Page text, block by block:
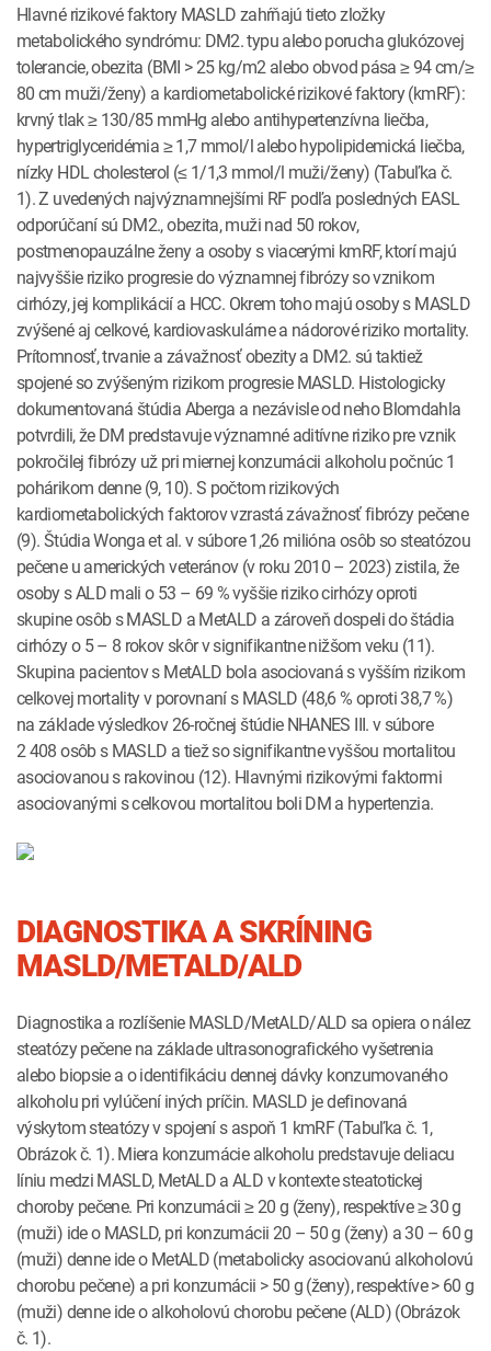
Hlavné rizikové faktory MASLD zahŕňajú tieto zložky
metabolického syndrómu: DM2. typu alebo porucha glukózovej
tolerancie, obezita (BMI > 25 kg/m2 alebo obvod pása ≥ 94 cm/≥
80 cm muži/ženy) a kardiometabolické rizikové faktory (kmRF):
krvný tlak ≥ 130/85 mmHg alebo antihypertenzívna liečba,
hypertriglyceridémia ≥ 1,7 mmol/l alebo hypolipidemická liečba,
nízky HDL cholesterol (≤ 1/1,3 mmol/l muži/ženy) (Tabuľka č.
1). Z uvedených najvýznamnejšími RF podľa posledných EASL
odporúčaní sú DM2., obezita, muži nad 50 rokov,
postmenopauzálne ženy a osoby s viacerými kmRF, ktorí majú
najvyššie riziko progresie do významnej fibrózy so vznikom
cirhózy, jej komplikácií a HCC. Okrem toho majú osoby s MASLD
zvýšené aj celkové, kardiovaskulárne a nádorové riziko mortality.
Prítomnosť, trvanie a závažnosť obezity a DM2. sú taktiež
spojené so zvýšeným rizikom progresie MASLD. Histologicky
dokumentovaná štúdia Aberga a nezávisle od neho Blomdahla
potvrdili, že DM predstavuje významné aditívne riziko pre vznik
pokročilej fibrózy už pri miernej konzumácii alkoholu počnúc 1
pohárikom denne (9, 10). S počtom rizikových
kardiometabolických faktorov vzrastá závažnosť fibrózy pečene
(9). Štúdia Wonga et al. v súbore 1,26 milióna osôb so steatózou
pečene u amerických veteránov (v roku 2010 – 2023) zistila, že
osoby s ALD mali o 53 – 69 % vyššie riziko cirhózy oproti
skupine osôb s MASLD a MetALD a zároveň dospeli do štádia
cirhózy o 5 – 8 rokov skôr v signifikantne nižšom veku (11).
Skupina pacientov s MetALD bola asociovaná s vyšším rizikom
celkovej mortality v porovnaní s MASLD (48,6 % oproti 38,7 %)
na základe výsledkov 26-ročnej štúdie NHANES III. v súbore
2 408 osôb s MASLD a tiež so signifikantne vyššou mortalitou
asociovanou s rakovinou (12). Hlavnými rizikovými faktormi
asociovanými s celkovou mortalitou boli DM a hypertenzia.
DIAGNOSTIKA A SKRÍNING
MASLD/METALD/ALD
Diagnostika a rozlíšenie MASLD/MetALD/ALD sa opiera o nález
steatózy pečene na základe ultrasonografického vyšetrenia
alebo biopsie a o identifikáciu dennej dávky konzumovaného
alkoholu pri vylúčení iných príčin. MASLD je definovaná
výskytom steatózy v spojení s aspoň 1 kmRF (Tabuľka č. 1,
Obrázok č. 1). Miera konzumácie alkoholu predstavuje deliacu
líniu medzi MASLD, MetALD a ALD v kontexte steatotickej
choroby pečene. Pri konzumácii ≥ 20 g (ženy), respektíve ≥ 30 g
(muži) ide o MASLD, pri konzumácii 20 – 50 g (ženy) a 30 – 60 g
(muži) denne ide o MetALD (metabolicky asociovanú alkoholovú
chorobu pečene) a pri konzumácii > 50 g (ženy), respektíve > 60 g
(muži) denne ide o alkoholovú chorobu pečene (ALD) (Obrázok
č. 1).